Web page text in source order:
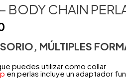
BODY CHAIN
MÚLTIPLES
puedes utilizar como collar
en perlas incluye un adaptador